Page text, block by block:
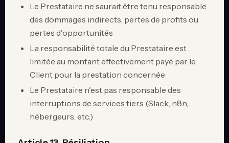
Le Prestataire ne saurait être tenu responsable
des dommages indirects, pertes de profits ou
pertes d'opportunités
La responsabilité totale du Prestataire est
limitée au montant effectivement payé par le
Client pour la prestation concernée
Le Prestataire n'est pas responsable des
interruptions de services tiers (Slack, n8n,
hébergeurs, etc.)